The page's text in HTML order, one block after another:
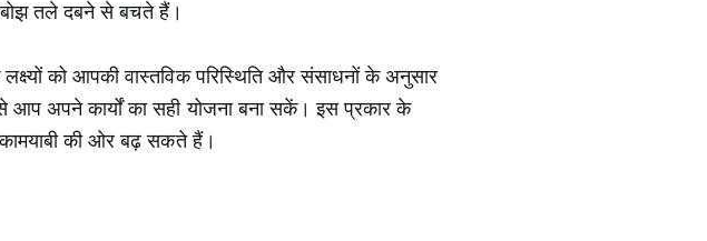
तले दबने से बचते हैं।
को आपकी वास्तविक परिस्थिति और संसाधनों के अनुसार
आप अपने कार्यों का सही योजना बना सकें। इस प्रकार के
कामयाबी की ओर बढ़ सकते हैं।